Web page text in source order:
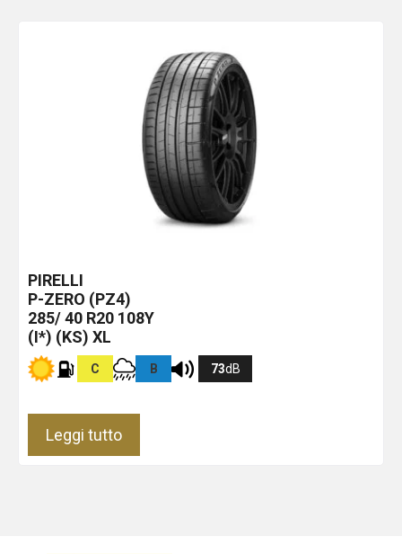
PIRELLI
P-ZERO (PZ4)
285/ 40 R20 108Y
(I*) (KS) XL
C B 73dB
Leggi tutto